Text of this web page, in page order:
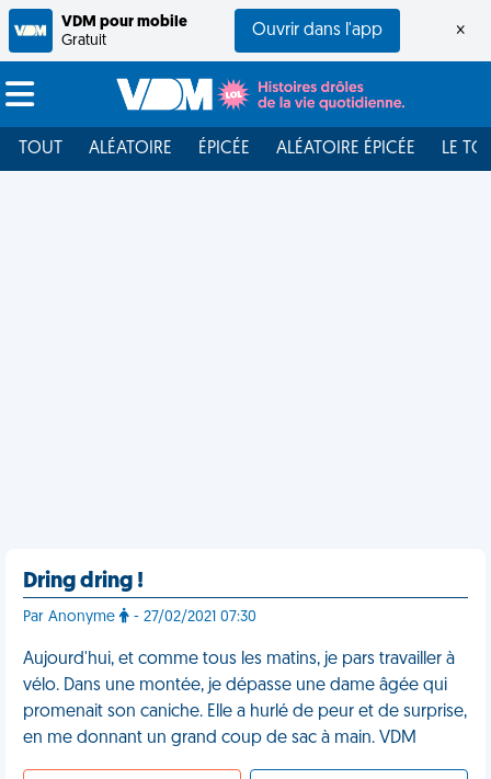
VDM pour mobile
Gratuit
Ouvrir dans l'app ×
TOUT ALÉATOIRE ÉPICÉE ALÉATOIRE ÉPICÉE LE
Dring dring !
Par Anonyme - 27/02/2021 07:30
Aujourd'hui, et comme tous les matins, je pars travailler à
vélo. Dans une montée, je dépasse une dame âgée qui
promenait son caniche. Elle a hurlé de peur et de surprise,
en me donnant un grand coup de sac à main. VDM